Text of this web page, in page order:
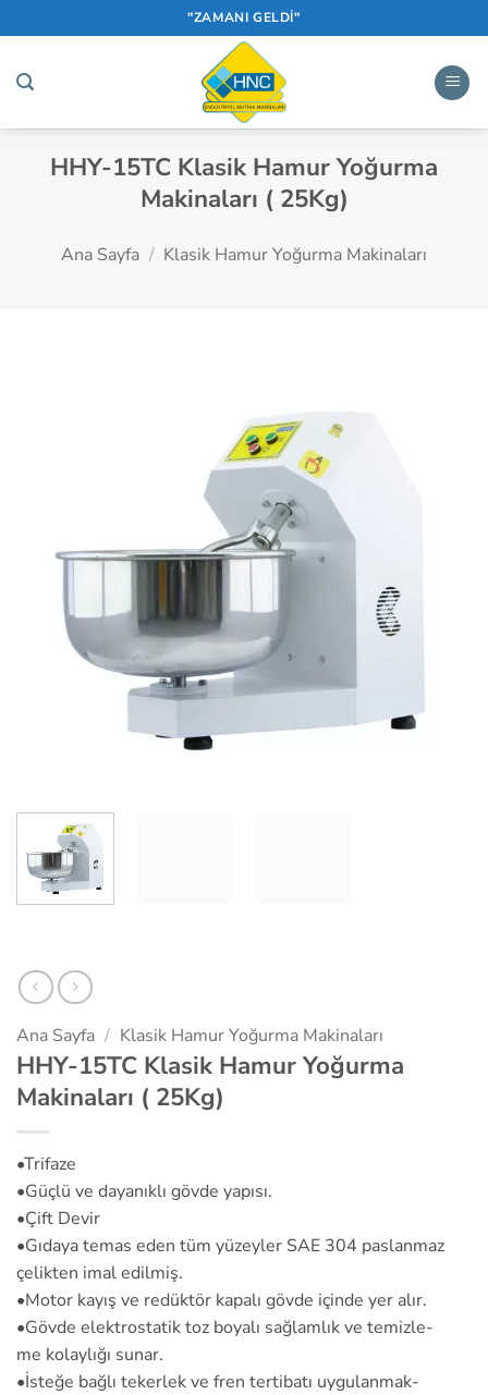
atla
"ZAMANI GELDİ"
HHY-15TC Klasik Hamur Yoğurma
Makinaları ( 25Kg)
Ana Sayfa / Klasik Hamur Yoğurma Makinaları
Ana Sayfa / Klasik Hamur Yoğurma Makinaları
HHY-15TC Klasik Hamur Yoğurma
Makinaları ( 25Kg)
•Trifaze
•Güçlü ve dayanıklı gövde yapısı.
•Çift Devir
•Gıdaya temas eden tüm yüzeyler SAE 304 paslanmaz
çelikten imal edilmiş.
•Motor kayış ve redüktör kapalı gövde içinde yer alır.
•Gövde elektrostatik toz boyalı sağlamlık ve temizle-
me kolaylığı sunar.
•İsteğe bağlı tekerlek ve fren tertibatı uygulanmak-